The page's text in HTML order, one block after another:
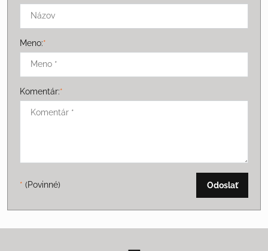
Meno:*
Komentár:*
* (Povinné) Odoslať